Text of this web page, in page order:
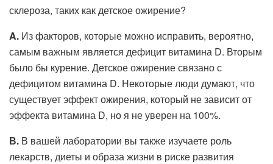
склероза, таких как детское ожирение?
A. Из факторов, которые можно исправить, вероятно,
самым важным является дефицит витамина D. Вторым
было бы курение. Детское ожирение связано с
дефицитом витамина D. Некоторые люди думают, что
существует эффект ожирения, который не зависит от
эффекта витамина D, но я не уверен на 100%.
В. В вашей лаборатории вы также изучаете роль
лекарств, диеты и образа жизни в риске развития